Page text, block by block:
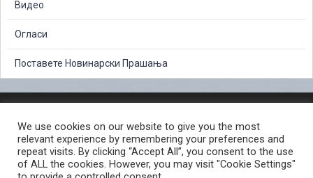
Видео
Огласи
Поставете Новинарски Прашања
СЛОБОДЕН ПРИСТАП ДО ИНФОРМАЦИИ ОД ЈАВЕН КАРАКТЕР
ПОСТАПКА ЗА ПРИЈАВА НА КРИВИЧНО ДЕЛО
КОРИСНИ ЛИНКОВИ
ПОЛИТИКА ЗА ПРИВАТНОСТ ВЕБ СТРАНИЦА
We use cookies on our website to give you the most
relevant experience by remembering your preferences and
repeat visits. By clicking “Accept All”, you consent to the use
of ALL the cookies. However, you may visit "Cookie Settings"